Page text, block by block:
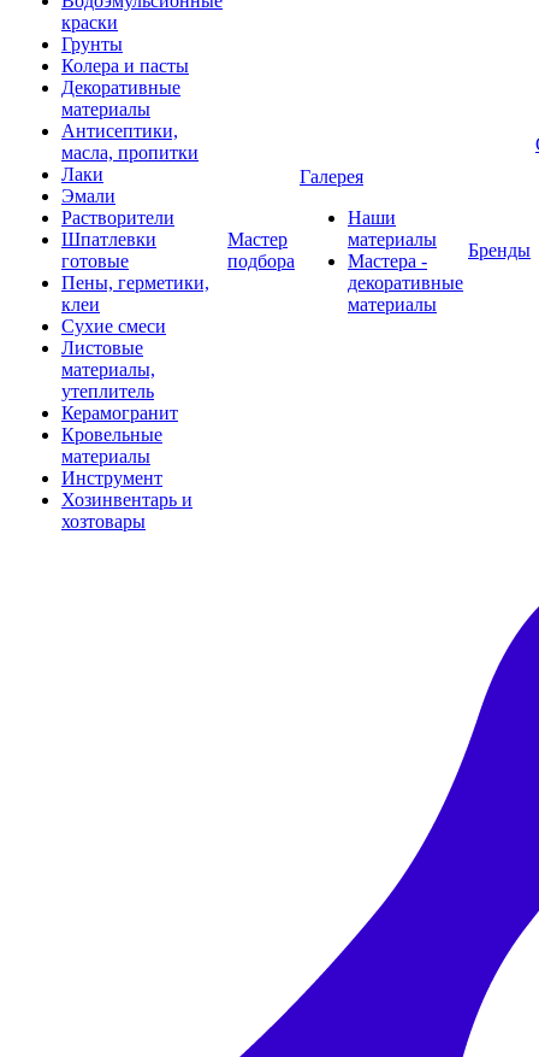
краски
Грунты
Колера и пасты
Декоративные
материалы
Антисептики,
масла, пропитки
Лаки
Эмали
Растворители
Шпатлевки
готовые
Пены, герметики,
клеи
Сухие смеси
Листовые
материалы,
утеплитель
Керамогранит
Кровельные
материалы
Инструмент
Хозинвентарь и
хозтовары
Мастер
подбора
Галерея
Наши
материалы
Мастера -
декоративные
материалы
Бренды